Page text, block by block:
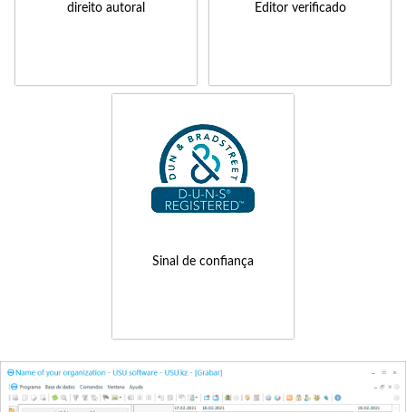
direito autoral Editor verificado
Sinal de confiança